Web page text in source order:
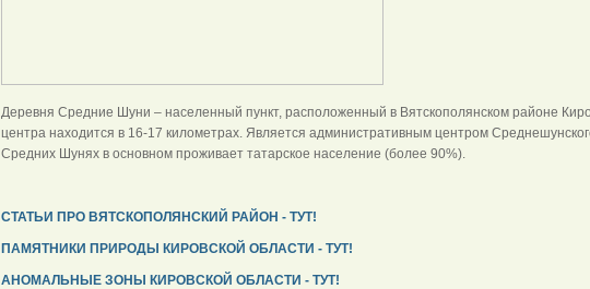
Деревня Средние Шуни – населенный пункт, расположенный в Вятскополянском районе
центра находится в 16-17 километрах. Является административным центром
Средних Шунях в основном проживает татарское население (более 90%).
СТАТЬИ ПРО ВЯТСКОПОЛЯНСКИЙ РАЙОН - ТУТ!
ПАМЯТНИКИ ПРИРОДЫ КИРОВСКОЙ ОБЛАСТИ - ТУТ!
АНОМАЛЬНЫЕ ЗОНЫ КИРОВСКОЙ ОБЛАСТИ - ТУТ!